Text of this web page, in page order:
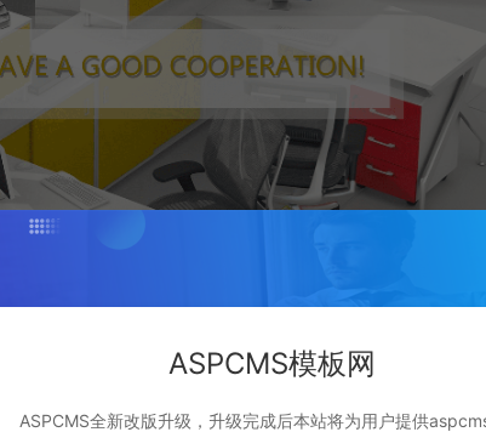
ASPCMS模板网
ASPCMS全新改版升级，升级完成后本站将为用户提供